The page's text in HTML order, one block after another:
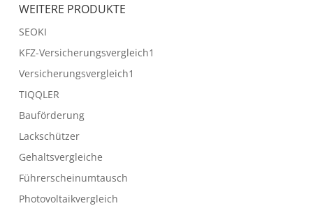
WEITERE PRODUKTE
SEOKI
KFZ-Versicherungsvergleich1
Versicherungsvergleich1
TIQQLER
Bauförderung
Lackschützer
Gehaltsvergleiche
Führerscheinumtausch
Photovoltaikvergleich